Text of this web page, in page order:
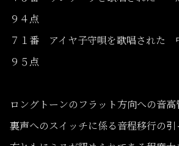
９４点
７１番 アイヤ子守唄を歌唱され
９５点
ロングトーンのフラット方向への音
裏声へのスイッチに係る音程移行の